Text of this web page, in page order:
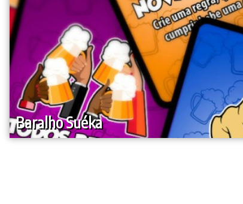
Baralho Suéka